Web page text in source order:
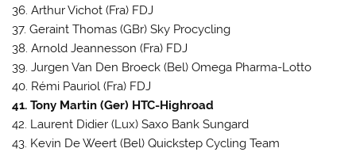
36. Arthur Vichot (Fra) FDJ
37. Geraint Thomas (GBr) Sky Procycling
38. Arnold Jeannesson (Fra) FDJ
39. Jurgen Van Den Broeck (Bel) Omega Pharma-Lotto
40. Rémi Pauriol (Fra) FDJ
41. Tony Martin (Ger) HTC-Highroad
42. Laurent Didier (Lux) Saxo Bank Sungard
43. Kevin De Weert (Bel) Quickstep Cycling Team